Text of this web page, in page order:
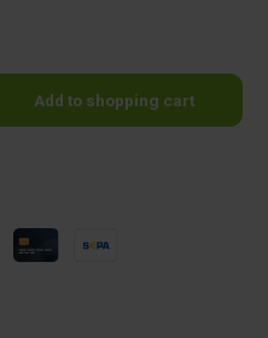
use the buttons to increase or decrease the
Add to shopping cart